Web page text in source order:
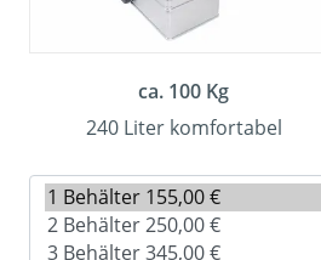
ca. 100 Kg
240 Liter komfortabel